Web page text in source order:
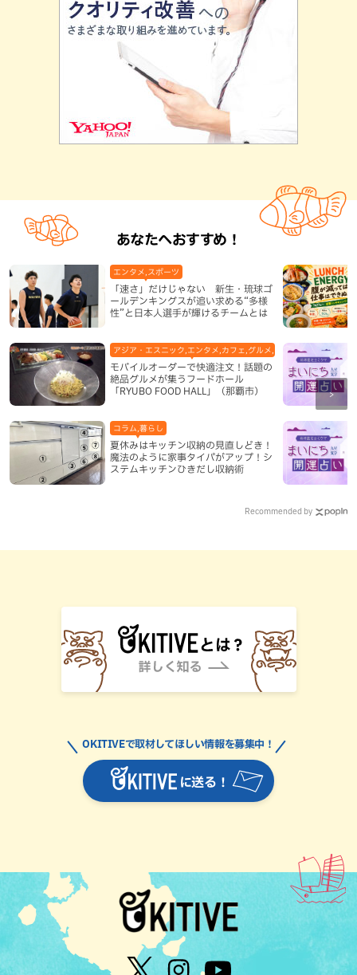
あなたへおすすめ！
「速さ」だけじゃない 新生・琉球ゴ
ールデンキングスが追い求める“多様
性”と日本人選手が輝けるチームとは
エンタメ,スポーツ
モバイルオーダーで快適注文！話題の
絶品グルメが集うフードホール
「RYUBO FOOD HALL」（那覇市）
アジア・エスニック,エンタメ,カフェ,グルメ,テレビ,中華,地域,本島
夏休みはキッチン収納の見直しどき！
魔法のように家事タイパがアップ！シ
ステムキッチンひきだし収納術
コラム,暮らし
Recommended by
に送る！
OKITIVEで取材してほしい情報を募集中！